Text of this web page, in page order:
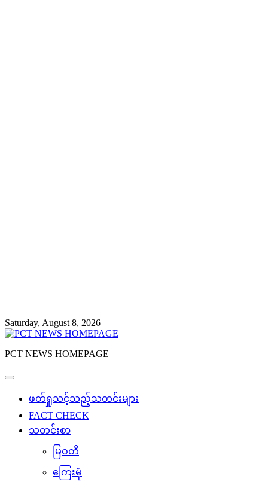
Saturday, August 8, 2026
PCT NEWS HOMEPAGE
ဖတ်ရှုသင့်သည့်သတင်းများ
FACT CHECK
သတင်းစာ
မြဝတီ
ကြေးမုံ